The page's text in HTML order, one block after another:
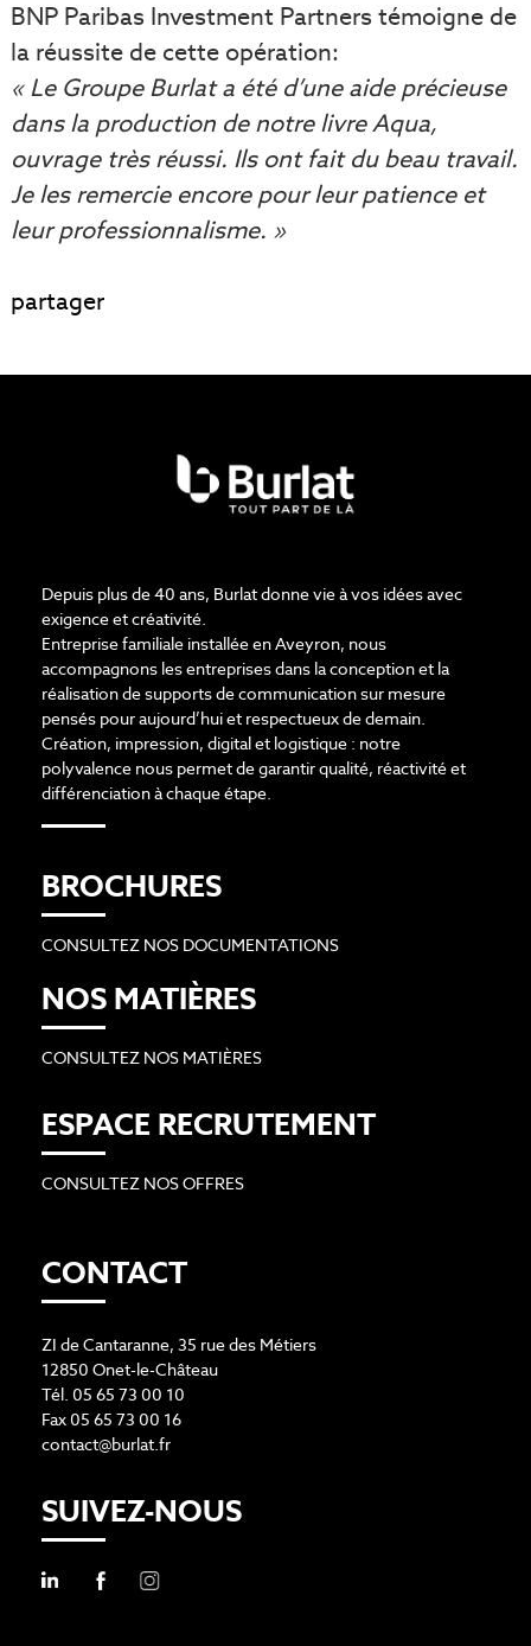
BNP Paribas Investment Partners témoigne de
la réussite de cette opération:
« Le Groupe Burlat a été d’une aide précieuse
dans la production de notre livre Aqua,
ouvrage très réussi. Ils ont fait du beau travail.
Je les remercie encore pour leur patience et
leur professionnalisme. »
partager
Depuis plus de 40 ans, Burlat donne vie à vos idées avec
exigence et créativité.
Entreprise familiale installée en Aveyron, nous
accompagnons les entreprises dans la conception et la
réalisation de supports de communication sur mesure
pensés pour aujourd’hui et respectueux de demain.
Création, impression, digital et logistique : notre
polyvalence nous permet de garantir qualité, réactivité et
différenciation à chaque étape.
BROCHURES
CONSULTEZ NOS DOCUMENTATIONS
NOS MATIÈRES
CONSULTEZ NOS MATIÈRES
ESPACE RECRUTEMENT
CONSULTEZ NOS OFFRES
CONTACT
ZI de Cantaranne, 35 rue des Métiers
12850 Onet-le-Château
Tél. 05 65 73 00 10
Fax 05 65 73 00 16
contact@burlat.fr
SUIVEZ-NOUS